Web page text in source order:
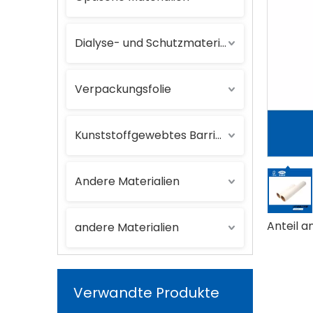
Dialyse- und Schutzmaterialien
Verpackungsfolie
Kunststoffgewebtes Barrierematerial
Andere Materialien
andere Materialien
Verwandte Produkte
Anteil